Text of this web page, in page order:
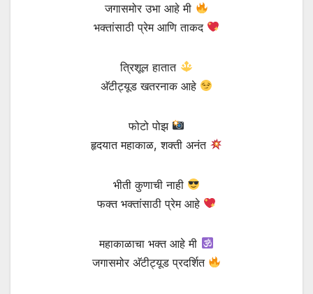
जगासमोर उभा आहे मी
भक्तांसाठी प्रेम आणि ताकद
त्रिशूल हातात
अ‍ॅटीट्यूड खतरनाक आहे
फोटो पोझ
हृदयात महाकाळ, शक्ती अनंत
भीती कुणाची नाही
फक्त भक्तांसाठी प्रेम आहे
महाकाळाचा भक्त आहे मी
जगासमोर अ‍ॅटीट्यूड प्रदर्शित